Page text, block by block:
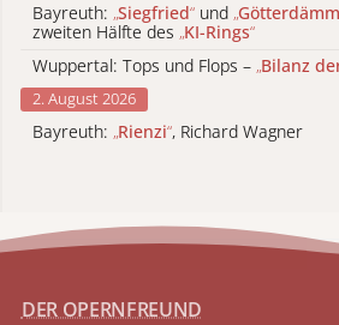
Bayreuth: „Siegfried“ und „
zweiten Hälfte des „KI-Rings“
Wuppertal: Tops und Flops – „Bilanz
2. August 2026
Bayreuth: „Rienzi“, Richard Wagner
DER OPERNFREUND